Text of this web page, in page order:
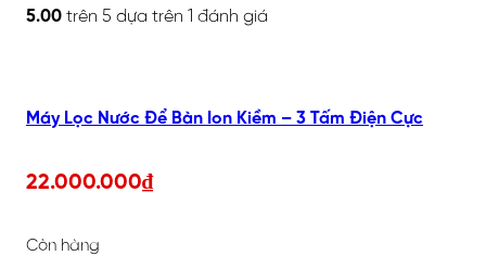
5.00 trên 5 dựa trên 1 đánh giá
Máy Lọc Nước Để Bàn Ion Kiềm – 3 Tấm Điện Cực
22.000.000₫
Còn hàng